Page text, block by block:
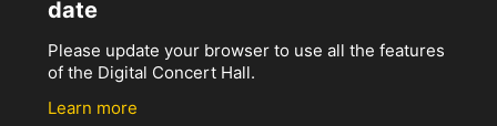
date
Please update your browser to use all the features
of the Digital Concert Hall.
Learn more